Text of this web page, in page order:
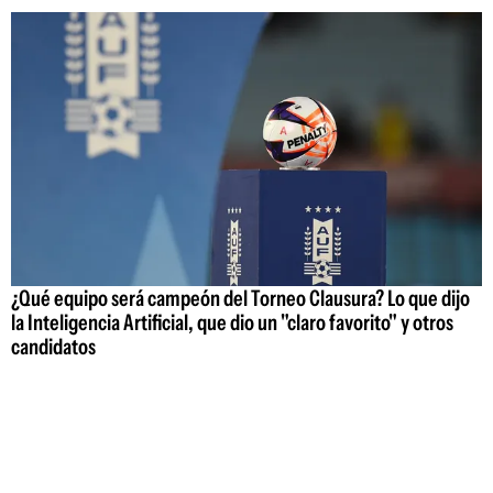
¿Qué equipo será campeón del Torneo Clausura? Lo que dijo
la Inteligencia Artificial, que dio un "claro favorito" y otros
candidatos